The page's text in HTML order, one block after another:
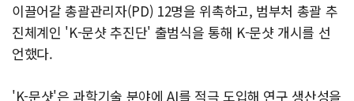
이끌어갈 총괄관리자(PD) 12명을 위촉하고, 범부처 총괄 추
진체계인 'K-문샷 추진단' 출범식을 통해 K-문샷 개시를 선
언했다.
'K-문샷'은 과학기술 분야에 AI를 적극 도입해 연구 생산성을